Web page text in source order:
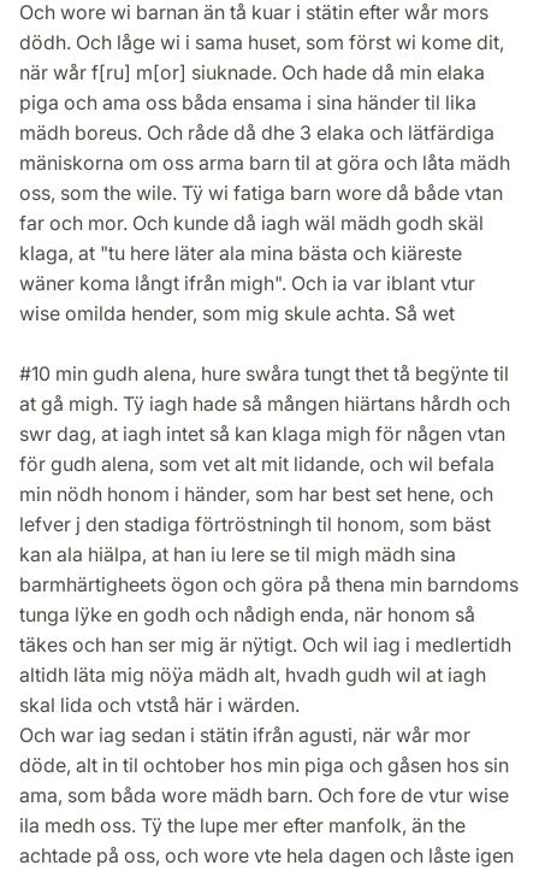
Och wore wi barnan än tå kuar i stätin efter wår mors
dödh. Och låge wi i sama huset, som först wi kome dit,
när wår f[ru] m[or] siuknade. Och hade då min elaka
piga och ama oss båda ensama i sina händer til lika
mädh boreus. Och råde då dhe 3 elaka och lätfärdiga
mäniskorna om oss arma barn til at göra och låta mädh
oss, som the wile. Tÿ wi fatiga barn wore då både vtan
far och mor. Och kunde då iagh wäl mädh godh skäl
klaga, at "tu here läter ala mina bästa och kiäreste
wäner koma långt ifrån migh". Och ia var iblant vtur
wise omilda hender, som mig skule achta. Så wet
#10 min gudh alena, hure swåra tungt thet tå begÿnte til
at gå migh. Tÿ iagh hade så mången hiärtans hårdh och
swr dag, at iagh intet så kan klaga migh för någen vtan
för gudh alena, som vet alt mit lidande, och wil befala
min nödh honom i händer, som har best set hene, och
lefver j den stadiga förtröstningh til honom, som bäst
kan ala hiälpa, at han iu lere se til migh mädh sina
barmhärtigheets ögon och göra på thena min barndoms
tunga lÿke en godh och nådigh enda, när honom så
täkes och han ser mig är nÿtigt. Och wil iag i medlertidh
altidh läta mig nöÿa mädh alt, hvadh gudh wil at iagh
skal lida och vtstå här i wärden.
Och war iag sedan i stätin ifrån agusti, när wår mor
döde, alt in til ochtober hos min piga och gåsen hos sin
ama, som båda wore mädh barn. Och fore de vtur wise
ila medh oss. Tÿ the lupe mer efter manfolk, än the
achtade på oss, och wore vte hela dagen och låste igen